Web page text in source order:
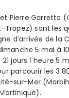
Pierre Garretta
Tropez) sont les
d’arrivée de la
5 mai à
jours 1 heure 5
parcourir les 3
sur-Mer